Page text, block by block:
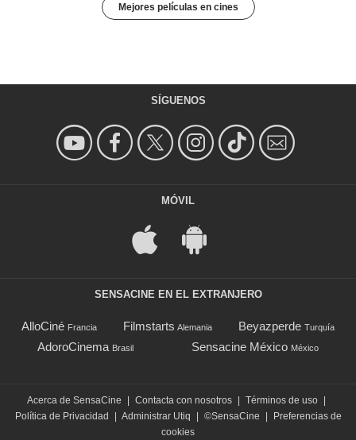
Mejores películas en cines
SÍGUENOS
MÓVIL
SENSACINE EN EL EXTRANJERO
AlloCiné Francia Filmstarts Alemania Beyazperde Turquía
AdoroCinema Brasil Sensacine México México
Acerca de SensaCine | Contacta con nosotros | Términos de uso |
Política de Privacidad
| Administrar Utiq | ©SensaCine |
Preferencias de
cookies